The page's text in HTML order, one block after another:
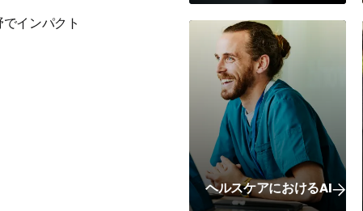
インパクト
ヘルスケアにおけるAI